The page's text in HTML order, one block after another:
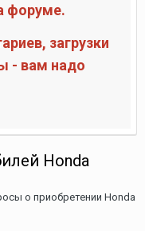
форуме.
загрузки
- вам надо
Honda
о приобретении Honda